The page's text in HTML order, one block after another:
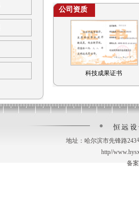
公司资质
科技成果证书
地址：哈尔滨市先锋路243
http//
备